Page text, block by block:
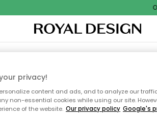
TEKSTIILIT & MATOTKEITTIÖSÄILYTYS
privacy!
content and ads, and to analyze our
non-essential cookies while using our site.
of the website. Our privacy policy Google's